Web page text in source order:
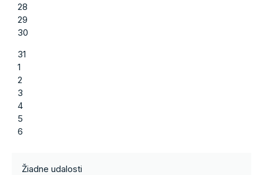
28
29
30
31
1
2
3
4
5
6
Žiadne udalosti